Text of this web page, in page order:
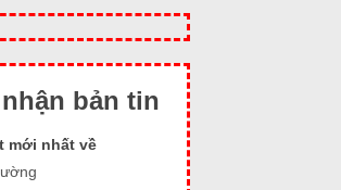
bản tin
mới nhất về